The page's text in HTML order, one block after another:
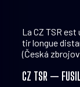
La CZ TSR
tir longue
(Česká
CZ TSR — FUSIL